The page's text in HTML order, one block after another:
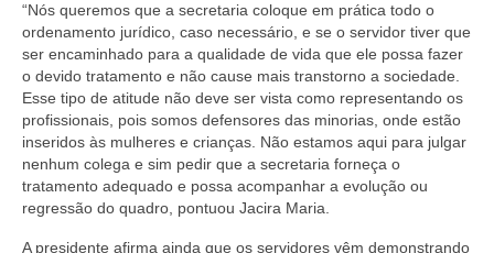
Convênios
Fale Conosco
Permutas Disponíveis
Área do Filiado
Regimento interno do Sindsppen
“Nós queremos que a secretaria coloque em prática todo o
ordenamento jurídico, caso necessário, e se o servidor tiver que
ser encaminhado para a qualidade de vida que ele possa fazer
o devido tratamento e não cause mais transtorno a sociedade.
Esse tipo de atitude não deve ser vista como representando os
profissionais, pois somos defensores das minorias, onde estão
inseridos às mulheres e crianças. Não estamos aqui para julgar
nenhum colega e sim pedir que a secretaria forneça o
tratamento adequado e possa acompanhar a evolução ou
regressão do quadro, pontuou Jacira Maria.
A presidente afirma ainda que os servidores vêm demonstrando